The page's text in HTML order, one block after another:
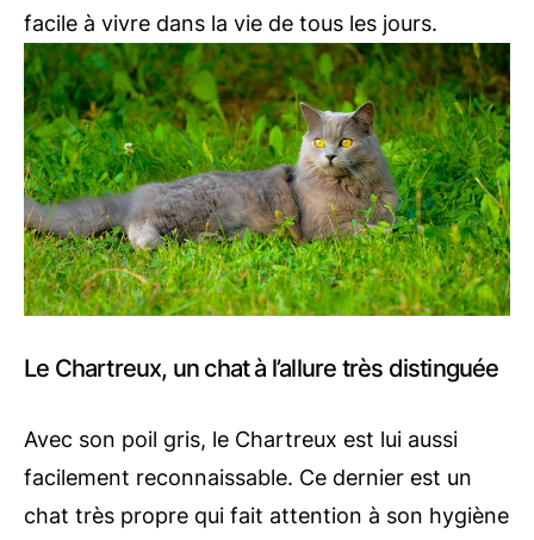
facile à vivre dans la vie de tous les jours.
Le Chartreux, un chat à l’allure très distinguée
Avec son poil gris, le Chartreux est lui aussi
facilement reconnaissable. Ce dernier est un
chat très propre qui fait attention à son hygiène